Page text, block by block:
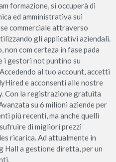
formazione, si occuperà di
ed amministrativa sui
commerciale attraverso
gli applicativi aziendali.
non com certeza in fase pada
i gestori not puntino su
al tuo account, accetti
e acconsenti alle nostre
Con la registrazione gratuita
su 6 milioni aziende per
più recenti, ma anche quelli
di migliori prezzi
ricarica. Ad attualmente in
Hall a gestione diretta, per un